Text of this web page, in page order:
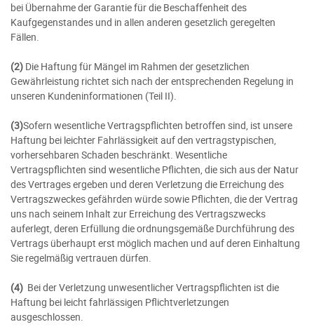
bei Übernahme der Garantie für die Beschaffenheit des
Kaufgegenstandes und in allen anderen gesetzlich geregelten
Fällen.
(2) Die Haftung für Mängel im Rahmen der gesetzlichen
Gewährleistung richtet sich nach der entsprechenden Regelung in
unseren Kundeninformationen (Teil II).
(3)Sofern wesentliche Vertragspflichten betroffen sind, ist unsere
Haftung bei leichter Fahrlässigkeit auf den vertragstypischen,
vorhersehbaren Schaden beschränkt. Wesentliche
Vertragspflichten sind wesentliche Pflichten, die sich aus der Natur
des Vertrages ergeben und deren Verletzung die Erreichung des
Vertragszweckes gefährden würde sowie Pflichten, die der Vertrag
uns nach seinem Inhalt zur Erreichung des Vertragszwecks
auferlegt, deren Erfüllung die ordnungsgemäße Durchführung des
Vertrags überhaupt erst möglich machen und auf deren Einhaltung
Sie regelmäßig vertrauen dürfen.
(4) Bei der Verletzung unwesentlicher Vertragspflichten ist die
Haftung bei leicht fahrlässigen Pflichtverletzungen
ausgeschlossen.